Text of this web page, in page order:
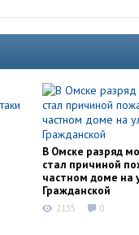
В Омске разряд
стал причиной
частном доме на
Гражданской
2135 0